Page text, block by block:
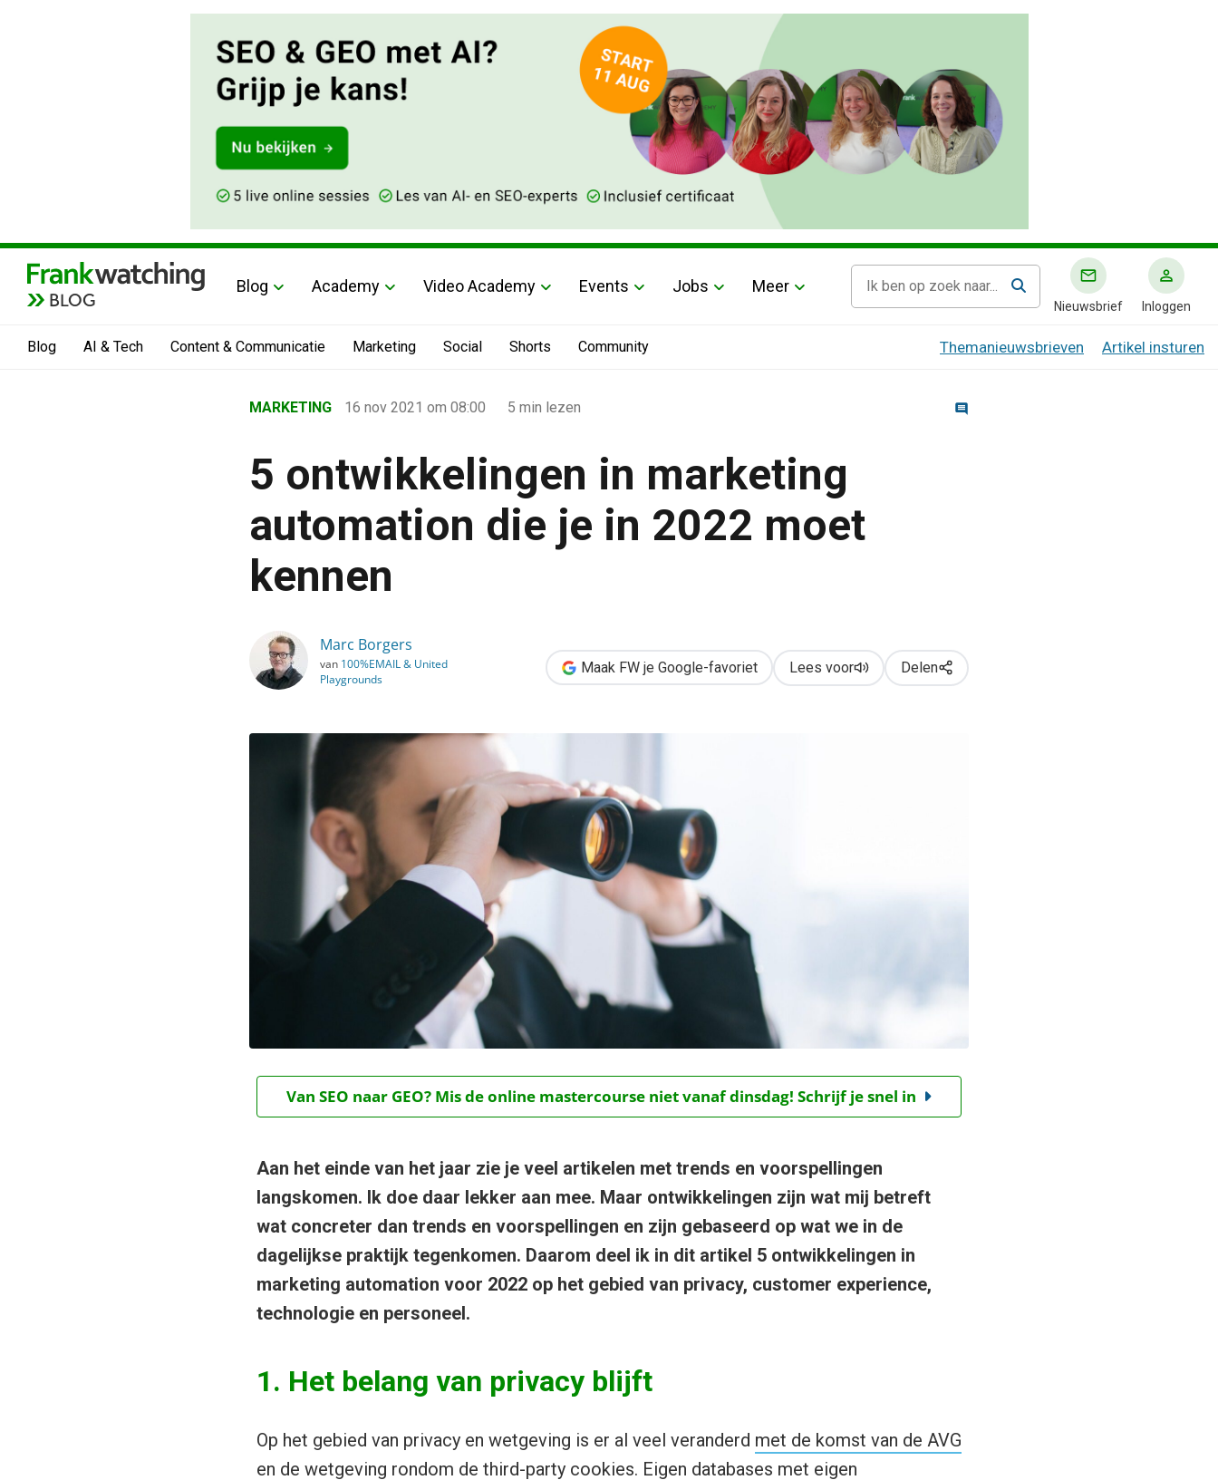
BLOG
Blog Academy Video Academy Events Jobs Meer
Nieuwsbrief Inloggen
Blog AI & Tech Content & Communicatie Marketing Social Shorts Community Themanieuwsbrieven Artikel insturen
›
›
›
5 ontwikkelingen in marketing automation die je in 2022 moet kennen
MARKETING 16 nov 2021 om 08:00 5 min lezen
5 ontwikkelingen in marketing
automation die je in 2022 moet
kennen
Marc Borgers
van 100%EMAIL & United
Playgrounds
Maak FW je Google-favoriet Lees voor Delen
Van SEO naar GEO? Mis de online mastercourse niet vanaf dinsdag! Schrijf je snel in
Aan het einde van het jaar zie je veel artikelen met trends en voorspellingen
langskomen. Ik doe daar lekker aan mee. Maar ontwikkelingen zijn wat mij betreft
wat concreter dan trends en voorspellingen en zijn gebaseerd op wat we in de
dagelijkse praktijk tegenkomen. Daarom deel ik in dit artikel 5 ontwikkelingen in
marketing automation voor 2022 op het gebied van privacy, customer experience,
technologie en personeel.
1. Het belang van privacy blijft
Op het gebied van privacy en wetgeving is er al veel veranderd met de komst van de AVG
en de wetgeving rondom de third-party cookies. Eigen databases met eigen